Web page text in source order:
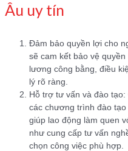
Âu uy tín
Đảm bảo quyền lợi cho
sẽ cam kết bảo vệ
lương công bằng, điều
lý rõ ràng.
Hỗ trợ tư vấn và đào
các chương trình đào
giúp lao động làm quen
như cung cấp tư vấn
chọn công việc phù hợp.